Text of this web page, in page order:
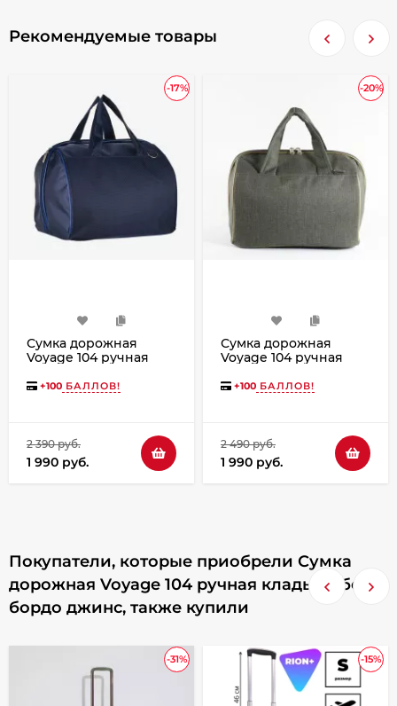
Рекомендуемые товары
-17%
Сумка дорожная
Voyage 104 ручная
+100 БАЛЛОВ!
2 390 руб.
1 990 руб.
-20%
Сумка дорожная
Voyage 104 ручная
джинс
+100 БАЛЛОВ!
2 490 руб.
1 990 руб.
Покупатели, которые приобрели Сумка
дорожная Voyage 104 ручная кладь Победа
бордо джинс, также купили
-31% -15%